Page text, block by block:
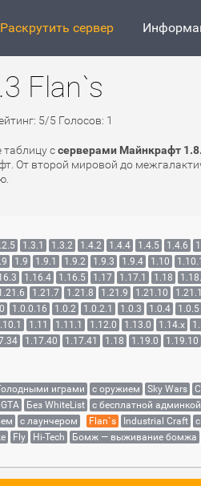
Раскрутить сервер
Flan`s
5/5 Голосов: 1
таблицу ссерверами Майнкрафт
От второй мировой до
1.3.1 1.3.2 1.4.2 1.4.4 1.4.5 1.4.6
1.9 1.9.1 1.9.2 1.9.3 1.9.4 1.10
1.16.4 1.16.5 1.17 1.17.1 1.18
1.21.7 1.21.8 1.21.9 1.21.10
1.0.0.16 1.0.2 1.0.2.1 1.0.3 1.0.4 1.0.5
1.11 1.11.1 1.12.0 1.13.0 1.14.x
1.17.40 1.17.41 1.18 1.19.0 1.19.10
играми с оружием Sky Wars
Без WhiteList с бесплатной админкой
с лаунчером Flan`s Industrial Craft
Fly Hi-Tech Бомж — выживание бомжа